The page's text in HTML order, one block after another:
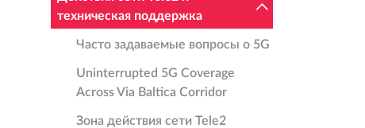
техническая поддержка
Часто задаваемые вопросы о 5G
Uninterrupted 5G Coverage
Across Via Baltica Corridor
Зона действия сети Tele2